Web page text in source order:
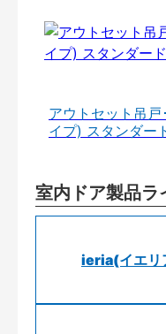
アウトセット吊
イプ) スタンダー
室内ドア製品ラ
ieria(イエリ